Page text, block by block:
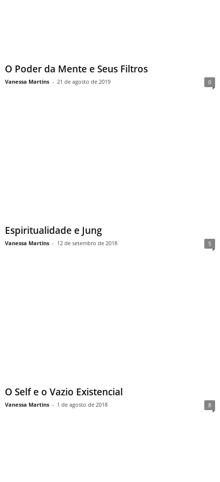
O Poder da Mente e Seus Filtros
Vanessa Martins - 21 de agosto de 2019 0
Espiritualidade e Jung
Vanessa Martins - 12 de setembro de 2018 5
O Self e o Vazio Existencial
Vanessa Martins - 1 de agosto de 2018 8